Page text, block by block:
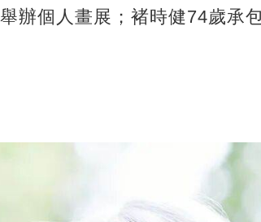
辦個人畫展；褚時健74歲承